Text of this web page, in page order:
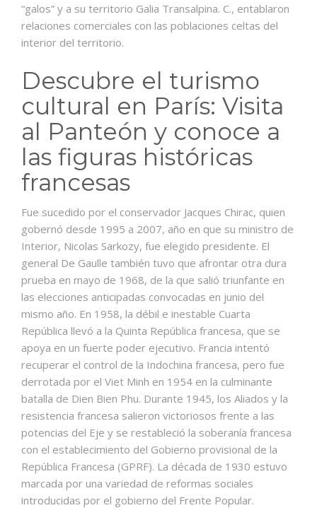
“galos” y a su territorio Galia Transalpina. C., entablaron
relaciones comerciales con las poblaciones celtas del
interior del territorio.
Descubre el turismo
cultural en París: Visita
al Panteón y conoce a
las figuras históricas
francesas
Fue sucedido por el conservador Jacques Chirac, quien
gobernó desde 1995 a 2007, año en que su ministro de
Interior, Nicolas Sarkozy, fue elegido presidente. El
general De Gaulle también tuvo que afrontar otra dura
prueba en mayo de 1968, de la que salió triunfante en
las elecciones anticipadas convocadas en junio del
mismo año. En 1958, la débil e inestable Cuarta
República llevó a la Quinta República francesa, que se
apoya en un fuerte poder ejecutivo.​ Francia intentó
recuperar el control de la Indochina francesa, pero fue
derrotada por el Viet Minh en 1954 en la culminante
batalla de Dien Bien Phu. Durante 1945, los Aliados y la
resistencia francesa salieron victoriosos frente a las
potencias del Eje y se restableció la soberanía francesa
con el establecimiento del Gobierno provisional de la
República Francesa (GPRF). La década de 1930 estuvo
marcada por una variedad de reformas sociales
introducidas por el gobierno del Frente Popular.